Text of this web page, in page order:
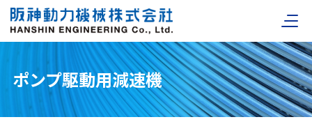
ポンプ駆動用減速機